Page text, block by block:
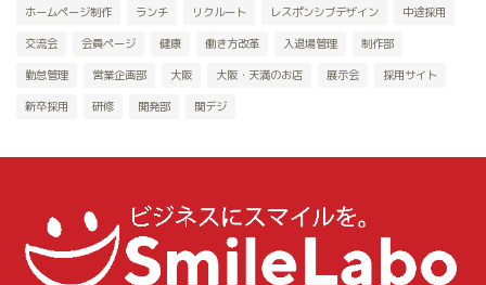
ホームページ制作 ランチ リクルート レスポンシブデザイン 中途採用
交流会 会員ページ 健康 働き方改革 入退場管理 制作部
勤怠管理 営業企画部 大阪 大阪・天満のお店 展示会 採用サイト
新卒採用 研修 開発部 関デジ